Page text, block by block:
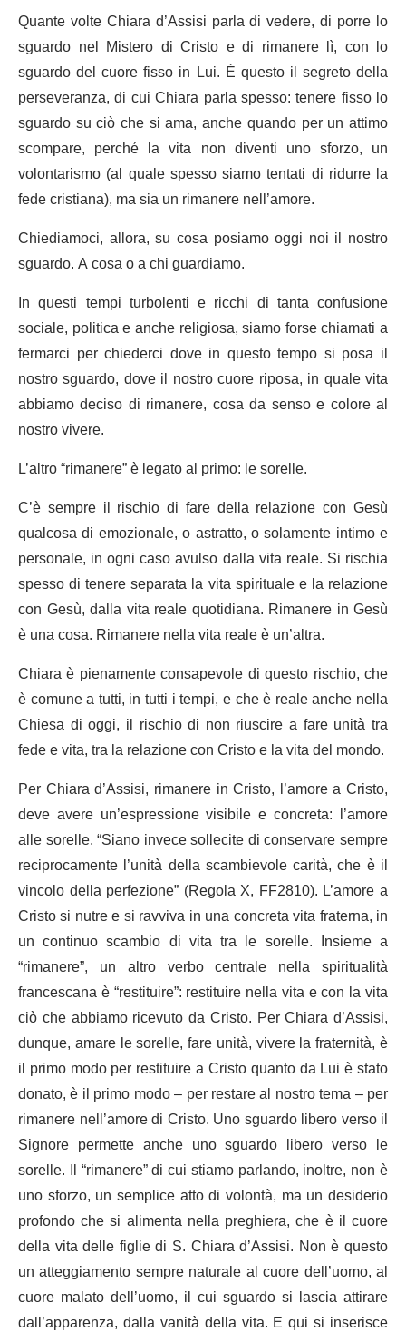
Quante volte Chiara d’Assisi parla di vedere, di porre lo
sguardo nel Mistero di Cristo e di rimanere lì, con lo
sguardo del cuore fisso in Lui. È questo il segreto della
perseveranza, di cui Chiara parla spesso: tenere fisso lo
sguardo su ciò che si ama, anche quando per un attimo
scompare, perché la vita non diventi uno sforzo, un
volontarismo (al quale spesso siamo tentati di ridurre la
fede cristiana), ma sia un rimanere nell’amore.
Chiediamoci, allora, su cosa posiamo oggi noi il nostro
sguardo. A cosa o a chi guardiamo.
In questi tempi turbolenti e ricchi di tanta confusione
sociale, politica e anche religiosa, siamo forse chiamati a
fermarci per chiederci dove in questo tempo si posa il
nostro sguardo, dove il nostro cuore riposa, in quale vita
abbiamo deciso di rimanere, cosa da senso e colore al
nostro vivere.
L’altro “rimanere” è legato al primo: le sorelle.
C’è sempre il rischio di fare della relazione con Gesù
qualcosa di emozionale, o astratto, o solamente intimo e
personale, in ogni caso avulso dalla vita reale. Si rischia
spesso di tenere separata la vita spirituale e la relazione
con Gesù, dalla vita reale quotidiana. Rimanere in Gesù
è una cosa. Rimanere nella vita reale è un’altra.
Chiara è pienamente consapevole di questo rischio, che
è comune a tutti, in tutti i tempi, e che è reale anche nella
Chiesa di oggi, il rischio di non riuscire a fare unità tra
fede e vita, tra la relazione con Cristo e la vita del mondo.
Per Chiara d’Assisi, rimanere in Cristo, l’amore a Cristo,
deve avere un’espressione visibile e concreta: l’amore
alle sorelle. “Siano invece sollecite di conservare sempre
reciprocamente l’unità della scambievole carità, che è il
vincolo della perfezione” (Regola X, FF2810). L’amore a
Cristo si nutre e si ravviva in una concreta vita fraterna, in
un continuo scambio di vita tra le sorelle. Insieme a
“rimanere”, un altro verbo centrale nella spiritualità
francescana è “restituire”: restituire nella vita e con la vita
ciò che abbiamo ricevuto da Cristo. Per Chiara d’Assisi,
dunque, amare le sorelle, fare unità, vivere la fraternità, è
il primo modo per restituire a Cristo quanto da Lui è stato
donato, è il primo modo – per restare al nostro tema – per
rimanere nell’amore di Cristo. Uno sguardo libero verso il
Signore permette anche uno sguardo libero verso le
sorelle. Il “rimanere” di cui stiamo parlando, inoltre, non è
uno sforzo, un semplice atto di volontà, ma un desiderio
profondo che si alimenta nella preghiera, che è il cuore
della vita delle figlie di S. Chiara d’Assisi. Non è questo
un atteggiamento sempre naturale al cuore dell’uomo, al
cuore malato dell’uomo, il cui sguardo si lascia attirare
dall’apparenza, dalla vanità della vita. E qui si inserisce